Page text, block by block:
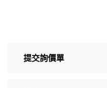
提交詢價單